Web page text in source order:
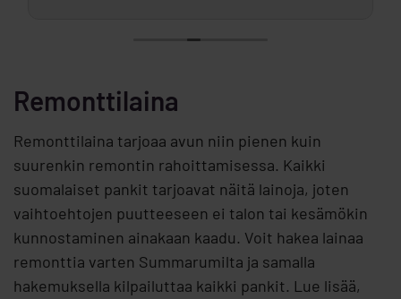
Remonttilaina
Remonttilaina tarjoaa avun niin pienen kuin
suurenkin remontin rahoittamisessa. Kaikki
suomalaiset pankit tarjoavat näitä lainoja, joten
vaihtoehtojen puutteeseen ei talon tai kesämökin
kunnostaminen ainakaan kaadu. Voit hakea lainaa
remonttia varten Summarumilta ja samalla
hakemuksella kilpailuttaa kaikki pankit. Lue lisää,